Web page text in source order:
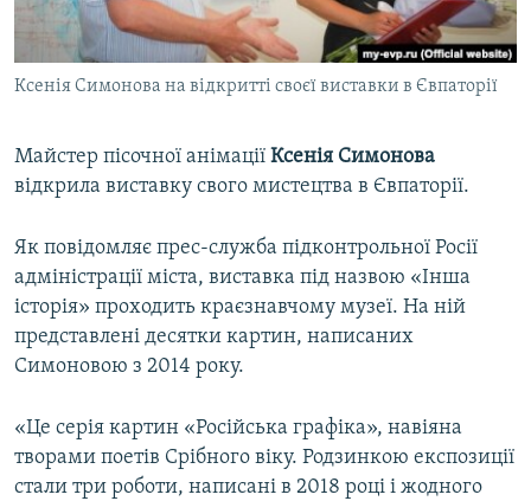
СВІДЧЕННЯ ОКУПАЦІЇ
УКРАЇНСЬКА ПРОБЛЕМА КРИМУ
ІНФОГРАФІКА
Qırımtatar
ДОЛУЧАЙСЯ!
Усі сайти RFE/RL
Ксенія Симонова на відкритті своєї виставки в Євпаторії
Майстер пісочної анімації Ксенія Симонова
відкрила виставку свого мистецтва в Євпаторії.
Як повідомляє прес-служба підконтрольної Росії
адміністрації міста, виставка під назвою «Інша
історія» проходить краєзнавчому музеї. На ній
представлені десятки картин, написаних
Симоновою з 2014 року.
«Це серія картин «Російська графіка», навіяна
творами поетів Срібного віку. Родзинкою експозиції
стали три роботи, написані в 2018 році і жодного